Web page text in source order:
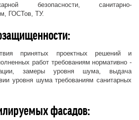
безопасности, санитарно-
ГОСТов, ТУ.
принятых проектных решений и
работ требованиям нормативно -
замеры уровня шума, выдача
уровня шума требованиям санитарных
фасадов: